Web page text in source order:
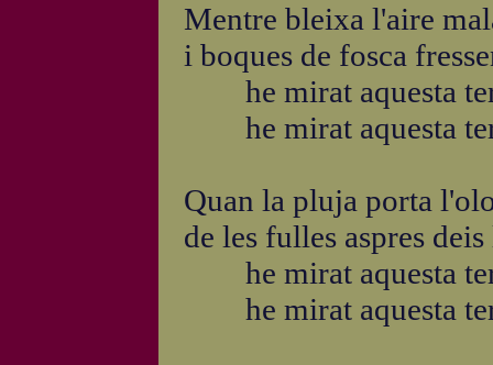
Mentre bleixa l'aire
i boques de fosca
he mirat aquesta
he mirat aquesta
Quan la pluja porta
de les fulles aspres
he mirat aquesta
he mirat aquesta